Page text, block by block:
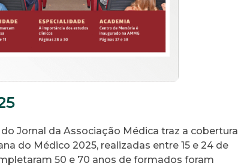
Jornal da Associação Médica traz a cobertura
do Médico 2025, realizadas entre 15 e 24 de
50 e 70 anos de formados foram